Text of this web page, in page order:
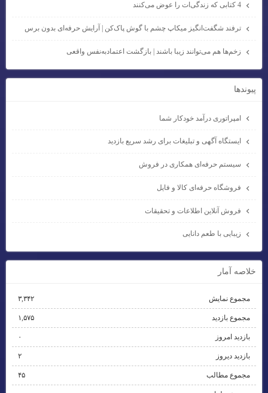
4 کتابی که زندگی‌ات را عوض می‌کنند
ترفند شگفت‌انگیز میکاپ چشم با گوش پاک‌کن | آرایش حرفه‌ای بدون برس
زخم‌ها هم می‌توانند زیبا باشند | بازگشت اعتمادبه‌نفس واقعی
پيوندها
امپراتوری درآمد خودکار شما
ایستگاه آگهی و تبلیغات برای رشد سریع بازدید
سیستم حرفه‌ای همکاری در فروش
فروشگاه حرفه‌ای کالا و فایل
فروش آنلاین اطلاعات و تحقیقات
زیبایی با طعم دانایی
خلاصه آمار
مجموع نمایش‌ ۳,۳۴۲
مجموع بازدید ۱,۵۷۵
بازدید امروز ۰
بازدید دیروز ۲
مجموع مطالب ۴۵